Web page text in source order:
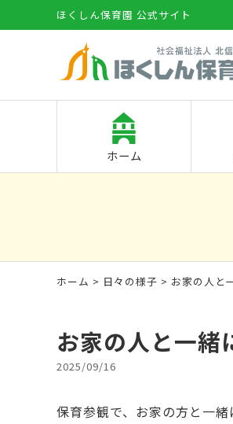
ほくしん保育園 公式サイト
ホーム
ホーム > 日々の様子 > お家の人と
お家の人と一緒
2025/09/16
保育参観で、お家の方と一緒